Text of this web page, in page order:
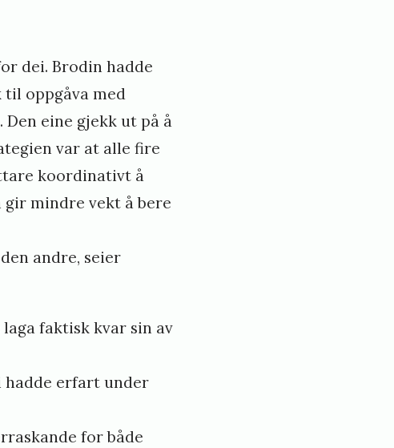
dei. Brodin hadde
oppgåva med
eine gjekk ut på å
var at alle fire
koordinativt å
mindre vekt å bere
andre, seier
faktisk kvar sin av
hadde erfart under
for både